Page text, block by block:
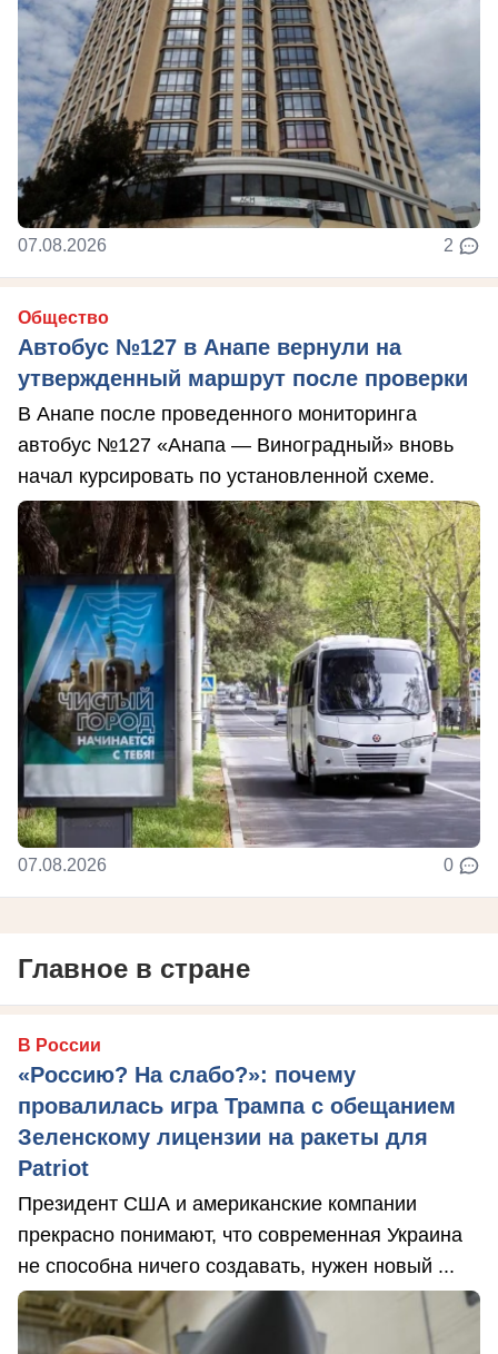
07.08.2026 2
Общество
Автобус №127 в Анапе вернули на
утвержденный маршрут после проверки
В Анапе после проведенного мониторинга
автобус №127 «Анапа — Виноградный» вновь
начал курсировать по установленной схеме.
07.08.2026 0
Главное в стране
В России
«Россию? На слабо?»: почему
провалилась игра Трампа с обещанием
Зеленскому лицензии на ракеты для
Patriot
Президент США и американские компании
прекрасно понимают, что современная Украина
не способна ничего создавать, нужен новый ...